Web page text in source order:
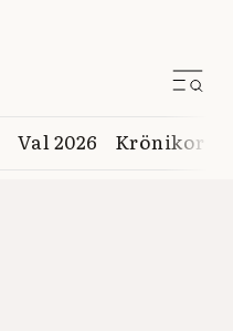
Val 2026 Krönikor